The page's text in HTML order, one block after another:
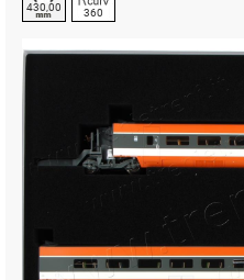
430,00 360